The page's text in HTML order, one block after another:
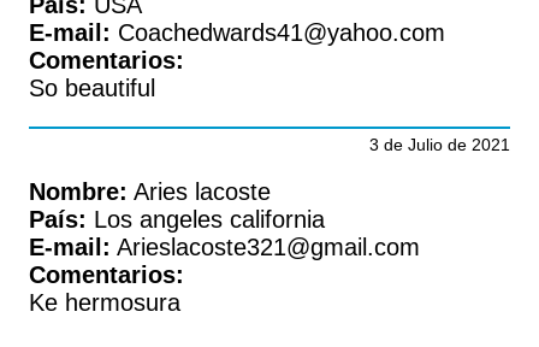
E-mail: Coachedwards41@yahoo.com
Comentarios:
So beautiful
3 de Julio de 2021
Nombre: Aries lacoste
País: Los angeles california
E-mail: Arieslacoste321@gmail.com
Comentarios:
Ke hermosura